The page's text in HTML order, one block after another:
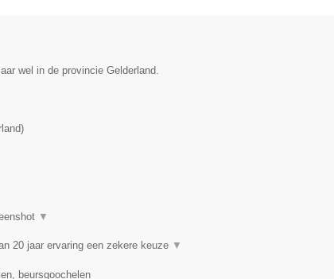
wel in de provincie Gelderland.
)
▼
20 jaar ervaring een zekere keuze ▼
beursgoochelen